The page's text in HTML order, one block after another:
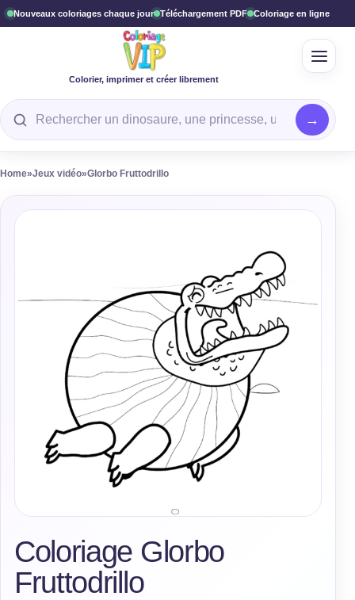
Nouveaux coloriages chaque jour Téléchargement PDF Coloriage en ligne
Colorier, imprimer et créer librement
Rechercher un coloriage
Home»Jeux vidéo»Glorbo Fruttodrillo
Coloriage Glorbo
Fruttodrillo